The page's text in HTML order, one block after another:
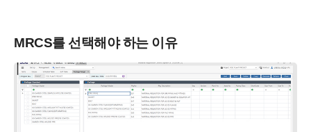
MRCS를 선택해야 하는 이유